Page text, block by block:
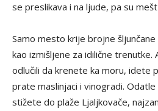
se preslikava i na ljude, pa su
Samo mesto krije brojne
kao izmišljene za idilične trenutke.
odlučili da krenete ka moru, idete
prate maslinjaci i vinogradi.
stižete do plaže Ljaljkovače,